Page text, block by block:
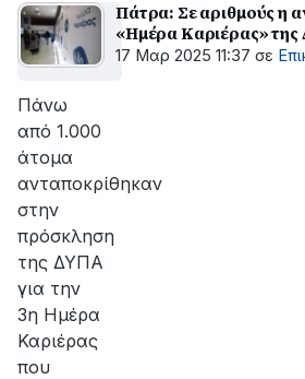
Πάτρα: Σε αριθμούς η
«Ημέρα Καριέρας»
17 Μαρ 2025 11:37 σε
Πάνω
από 1.000
άτομα
ανταποκρίθηκαν
στην
πρόσκληση
της ΔΥΠΑ
για την
3η Ημέρα
Καριέρας
που